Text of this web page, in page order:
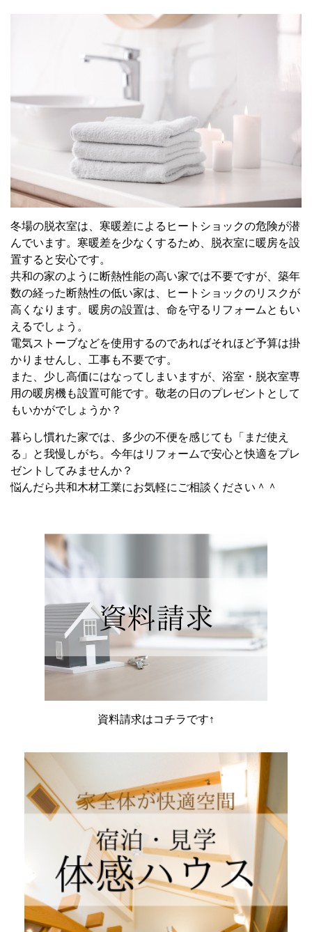
冬場の脱衣室は、寒暖差によるヒートショックの危険が潜
んでいます。寒暖差を少なくするため、脱衣室に暖房を設
置すると安心です。
共和の家のように断熱性能の高い家では不要ですが、築年
数の経った断熱性の低い家は、ヒートショックのリスクが
高くなります。暖房の設置は、命を守るリフォームともい
えるでしょう。
電気ストーブなどを使用するのであればそれほど予算は掛
かりませんし、工事も不要です。
また、少し高価にはなってしまいますが、浴室・脱衣室専
用の暖房機も設置可能です。敬老の日のプレゼントとして
もいかがでしょうか？
暮らし慣れた家では、多少の不便を感じても「まだ使え
る」と我慢しがち。今年はリフォームで安心と快適をプレ
ゼントしてみませんか？
悩んだら共和木材工業にお気軽にご相談ください＾＾
資料請求はコチラです↑